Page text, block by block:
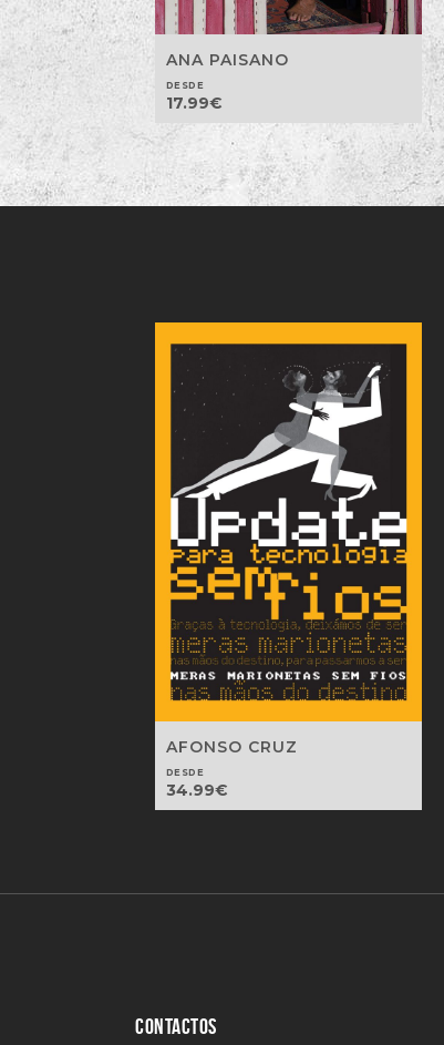
ANA PAISANO
DESDE
17.99€
AFONSO CRUZ
DESDE
34.99€
CONTACTOS